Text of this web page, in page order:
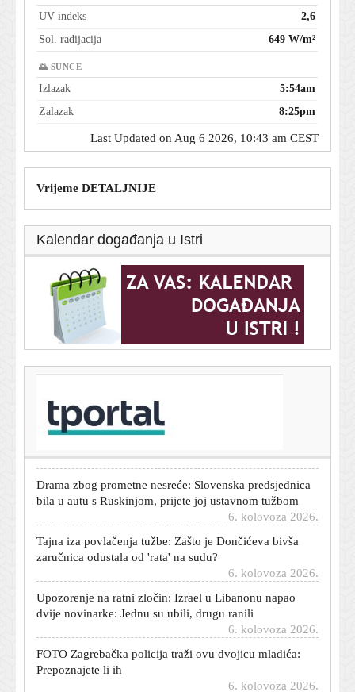
UV indeks
2,6
Sol. radijacija
649 W/m²
🌅 SUNCE
Izlazak
5:54am
Zalazak
8:25pm
Last Updated on Aug 6 2026, 10:43 am CEST
Vrijeme DETALJNIJE
Kalendar događanja u Istri
T-portal.hr
upozoravaju zašto vas vaša bočica više ne štiti od UV
zraka
Drama zbog prometne nesreće: Slovenska predsjednica
bila u autu s Ruskinjom, prijete joj ustavnom tužbom
6. kolovoza 2026.
Tajna iza povlačenja tužbe: Zašto je Dončićeva bivša
zaručnica odustala od 'rata' na sudu?
Upozorenje na ratni zločin: Izrael u Libanonu napao
dvije novinarke: Jednu su ubili, drugu ranili
6. kolovoza 2026.
FOTO Zagrebačka policija traži ovu dvojicu mladića:
Prepoznajete li ih